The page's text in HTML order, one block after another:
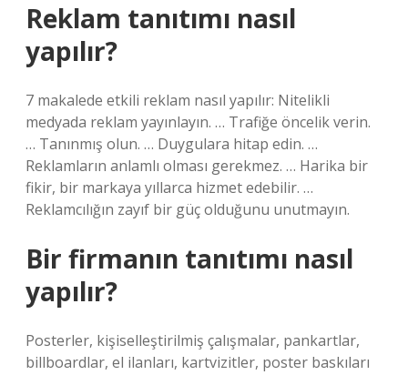
Reklam tanıtımı nasıl
yapılır?
7 makalede etkili reklam nasıl yapılır: Nitelikli
medyada reklam yayınlayın. … Trafiğe öncelik verin.
… Tanınmış olun. … Duygulara hitap edin. …
Reklamların anlamlı olması gerekmez. … Harika bir
fikir, bir markaya yıllarca hizmet edebilir. …
Reklamcılığın zayıf bir güç olduğunu unutmayın.
Bir firmanın tanıtımı nasıl
yapılır?
Posterler, kişiselleştirilmiş çalışmalar, pankartlar,
billboardlar, el ilanları, kartvizitler, poster baskıları